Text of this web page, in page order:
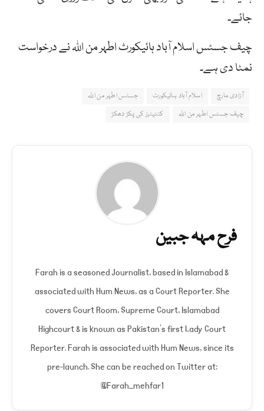
جائے۔
چیف جسٹس اسلام آباد ہائیکورٹ اطہر من اللہ نے درخواست
نمٹا دی ہے۔
آزادی مارچ اسلام آباد ہائیکورٹ
جسٹس اطہر من اللہ
چیف جسٹس اطہر من اللہ
کنٹینرز کی پکڑ دھکڑ
فرح مہہ جبین
Farah is a seasoned Journalist, based in Islamabad &
associated with Hum News, as a Court Reporter. She
covers Court Room, Supreme Court, Islamabad
Highcourt & is known as Pakistan's first Lady Court
Reporter. Farah is associated with Hum News, since its
pre-launch. She can be reached on Twitter at:
@Farah_mehfar1